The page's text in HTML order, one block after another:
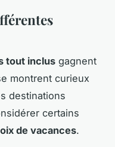
tout inclus gagnent
montrent curieux
destinations
certains
de vacances.